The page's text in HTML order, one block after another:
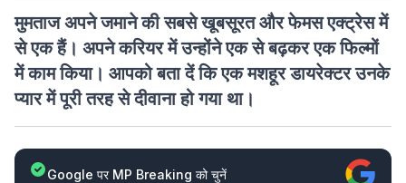
मुमताज अपने जमाने की सबसे खूबसूरत और फेमस एक्ट्रेस में
से एक हैं। अपने करियर में उन्होंने एक से बढ़कर एक फिल्मों
में काम किया। आपको बता दें कि एक मशहूर डायरेक्टर उनके
प्यार में पूरी तरह से दीवाना हो गया था।
Google पर MP Breaking को चुनें